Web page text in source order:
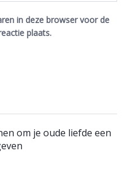
in deze browser voor de
plaats.
om je oude liefde een